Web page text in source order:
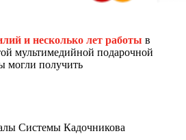
и несколько лет работы в
мультимедийной подарочной
могли получить
Системы Кадочникова